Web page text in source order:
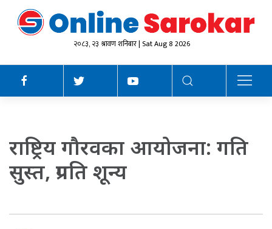
२०८३, २३ श्रावण शनिबार | Sat Aug 8 2026
राष्ट्रिय गौरवका आयोजना: गति
सुस्त, प्रगति शून्य